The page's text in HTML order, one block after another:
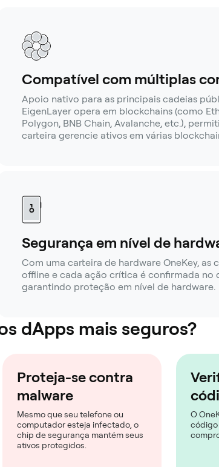
Compatível com múltiplas
Apoio nativo para as principais cadeias
EigenLayer opera em blockchains (como
Polygon, BNB Chain, Avalanche, etc.),
carteira gerencie ativos em várias
Segurança em nível de
Com uma carteira de hardware OneKey, as
offline e cada ação crítica é confirmada no
garantindo proteção em nível de hardware.
dApps mais seguros?
Proteja-se contra
malware
Mesmo que seu telefone ou
computador esteja infectado, o
chip de segurança mantém seus
ativos protegidos.
O
código